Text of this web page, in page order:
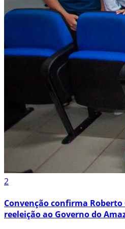
2
Convenção confirma
reeleição ao Governo do